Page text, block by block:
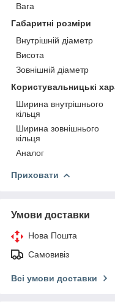
Вага
Габаритні розміри
Внутрішній діаметр
Висота
Зовнішній діаметр
Користувальницькі
Ширина внутрішнього
кільця
Ширина зовнішнього
кільця
Аналог
Приховати
Умови доставки
Нова Пошта
Самовивіз
Всі умови доставки